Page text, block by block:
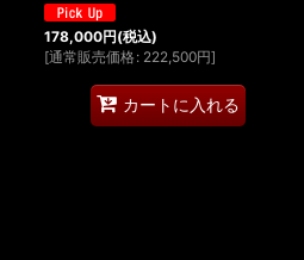
178,000円(税込)
[通常販売価格 : 222,500円]
カートに入れる